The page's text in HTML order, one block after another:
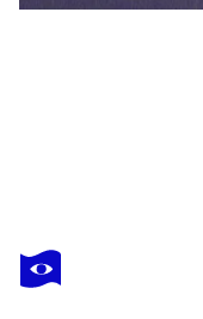
SEUNG HWAN KIM
Mask